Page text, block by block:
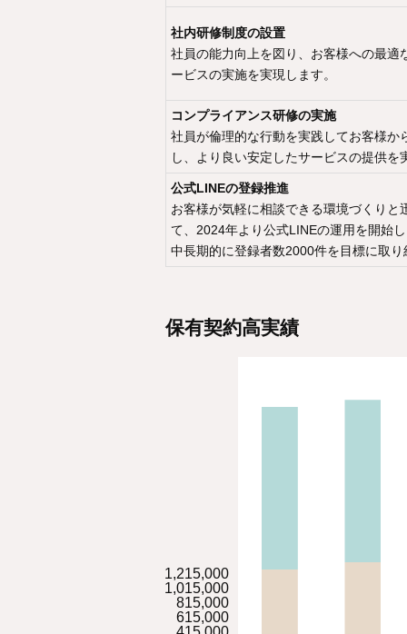
社内研修制度の設置
社員の能力向上を図り、お客様への最適
ービスの実施を実現します。
コンプライアンス研修の実施
社員が倫理的な行動を実践してお客様か
し、より良い安定したサービスの提供を
公式LINEの登録推進
お客様が気軽に相談できる環境づくりと
て、2024年より公式LINEの運用を開始
中長期的に登録者数2000件を目標に取
保有契約高実績
615,000
815,000
1,015,000
1,215,000